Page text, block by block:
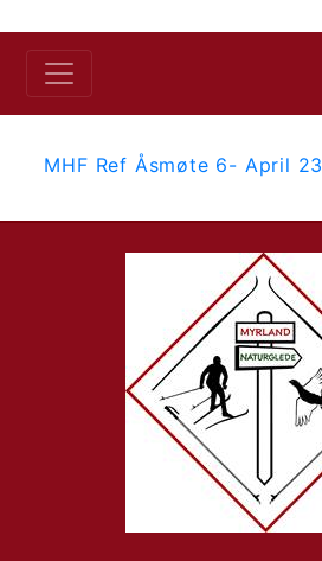
MHF Ref Åsmøte 6- April 23